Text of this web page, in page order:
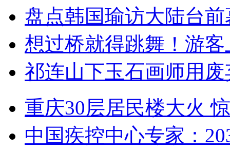
盘点韩国瑜访大陆台
想过桥就得跳舞！游客
祁连山下玉石画师用
重庆30层居民楼大火
中国疾控中心专家：